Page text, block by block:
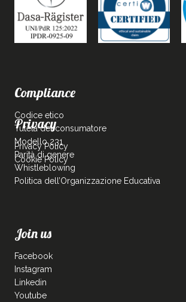
Compliance
Codice etico
Tutela del consumatore
Modello 231
Parità di genere
Whistleblowing
Politica dell’Organizzazione Educativa
Privacy
Privacy Policy
Cookie Policy
Join us
Facebook
Instagram
Linkedin
Youtube